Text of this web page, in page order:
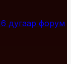
дугаар форум